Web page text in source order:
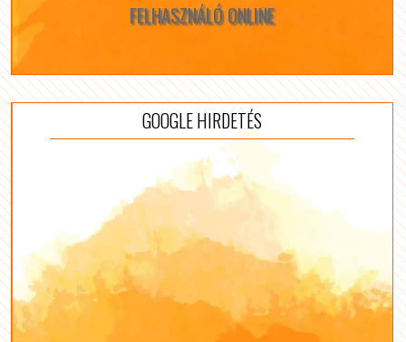
FELHASZNÁLÓ ONLINE
GOOGLE HIRDETÉS